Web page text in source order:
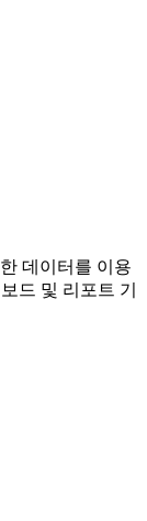
데이터를 이용
드 및 리포트 기